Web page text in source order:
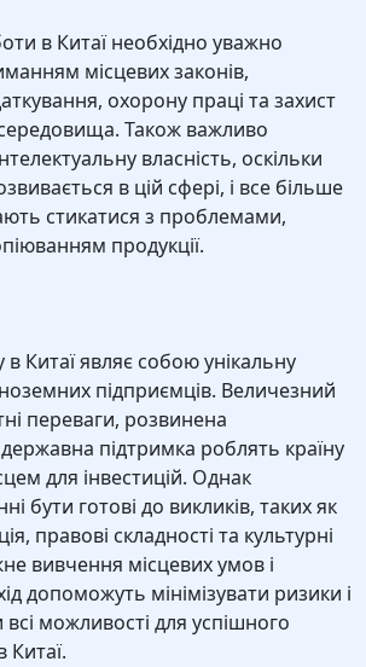
в Китаї необхідно уважно
місцевих законів,
охорону праці та захист
Також важливо
власність, оскільки
в цій сфері, і все більше
стикатися з проблемами,
продукції.
в Китаї являє собою унікальну
підприємців. Величезний
переваги, розвинена
державна підтримка роблять країну
для інвестицій. Однак
бути готові до викликів, таких як
правові складності та культурні
вивчення місцевих умов і
допоможуть мінімізувати ризики і
можливості для успішного
Китаї.